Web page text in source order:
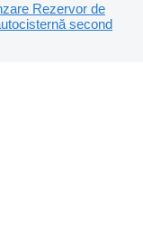
Rezervor de
second